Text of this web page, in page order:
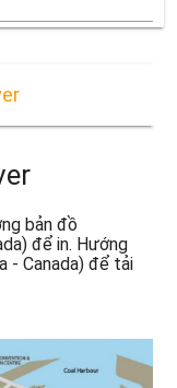
bản đồ
để in. Hướng
- Canada) để tải